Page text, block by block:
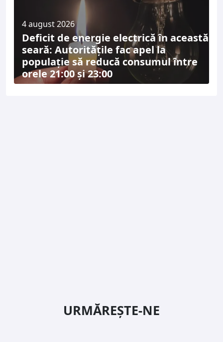
4 august 2026
Deficit de energie electrică în această
seară: Autoritățile fac apel la
populație să reducă consumul între
orele 21:00 și 23:00
URMĂREȘTE-NE